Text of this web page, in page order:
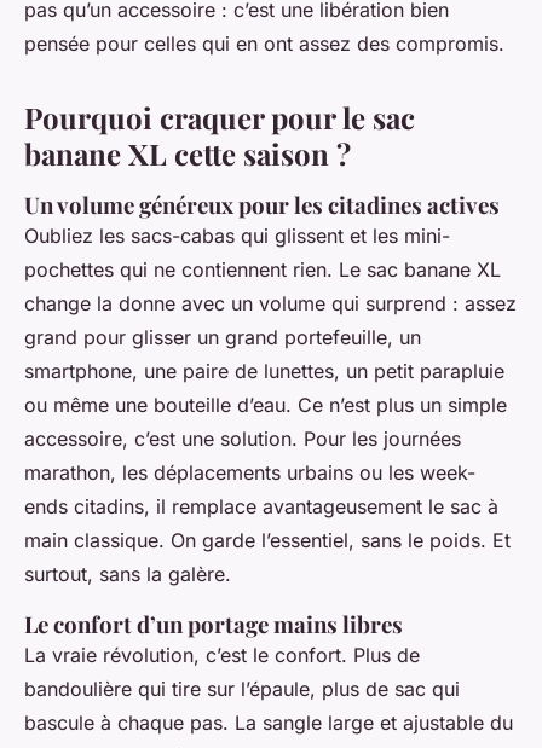
pas qu’un accessoire : c’est une libération bien
pensée pour celles qui en ont assez des compromis.
Pourquoi craquer pour le sac
banane XL cette saison ?
Un volume généreux pour les citadines actives
Oubliez les sacs-cabas qui glissent et les mini-
pochettes qui ne contiennent rien. Le sac banane XL
change la donne avec un volume qui surprend : assez
grand pour glisser un grand portefeuille, un
smartphone, une paire de lunettes, un petit parapluie
ou même une bouteille d’eau. Ce n’est plus un simple
accessoire, c’est une solution. Pour les journées
marathon, les déplacements urbains ou les week-
ends citadins, il remplace avantageusement le sac à
main classique. On garde l’essentiel, sans le poids. Et
surtout, sans la galère.
Le confort d’un portage mains libres
La vraie révolution, c’est le confort. Plus de
bandoulière qui tire sur l’épaule, plus de sac qui
bascule à chaque pas. La sangle large et ajustable du